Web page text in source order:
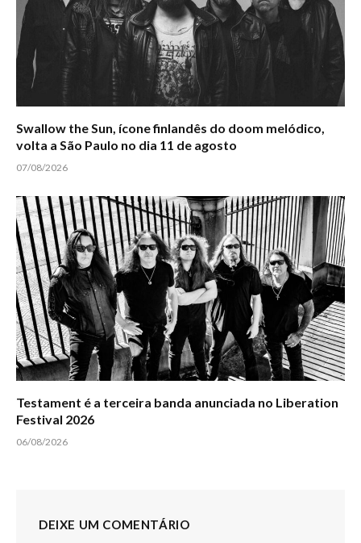
Swallow the Sun, ícone finlandês do doom melódico,
volta a São Paulo no dia 11 de agosto
07/08/2026
Testament é a terceira banda anunciada no Liberation
Festival 2026
06/08/2026
DEIXE UM COMENTÁRIO